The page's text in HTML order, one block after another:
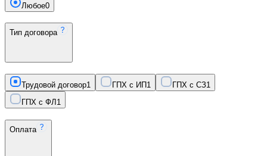
Любое0
Тип договора
Трудовой договор1 ГПХ с ИП 1 ГПХ с СЗ1
ГПХ с ФЛ 1
Оплата